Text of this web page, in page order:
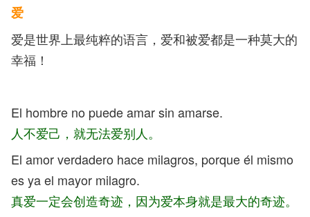
爱
爱是世界上最纯粹的语言，爱和被爱都是一种莫大的
幸福！
El hombre no puede amar sin amarse.
人不爱己，就无法爱别人。
El amor verdadero hace milagros, porque él mismo
es ya el mayor milagro.
真爱一定会创造奇迹，因为爱本身就是最大的奇迹。